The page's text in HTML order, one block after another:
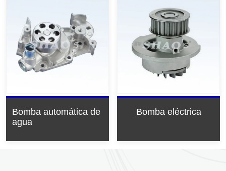
Bomba automática de
agua
Bomba eléctrica